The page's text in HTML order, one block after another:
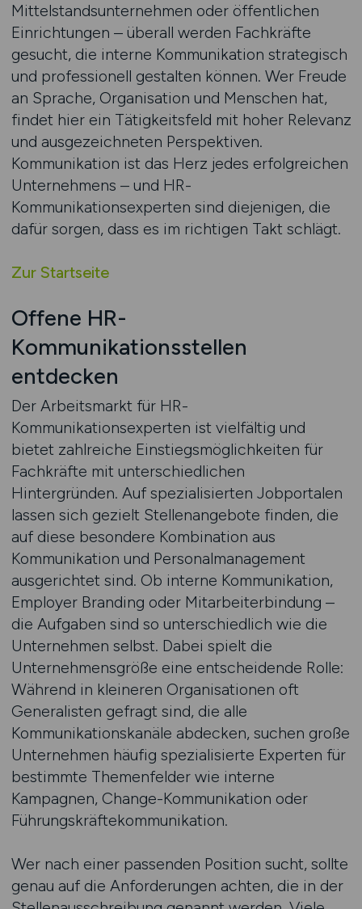
Mittelstandsunternehmen oder öffentlichen
Einrichtungen – überall werden Fachkräfte
gesucht, die interne Kommunikation strategisch
und professionell gestalten können. Wer Freude
an Sprache, Organisation und Menschen hat,
findet hier ein Tätigkeitsfeld mit hoher Relevanz
und ausgezeichneten Perspektiven.
Kommunikation ist das Herz jedes erfolgreichen
Unternehmens – und HR-
Kommunikationsexperten sind diejenigen, die
dafür sorgen, dass es im richtigen Takt schlägt.
Zur Startseite
Offene HR-
Kommunikationsstellen
entdecken
Der Arbeitsmarkt für HR-
Kommunikationsexperten ist vielfältig und
bietet zahlreiche Einstiegsmöglichkeiten für
Fachkräfte mit unterschiedlichen
Hintergründen. Auf spezialisierten Jobportalen
lassen sich gezielt Stellenangebote finden, die
auf diese besondere Kombination aus
Kommunikation und Personalmanagement
ausgerichtet sind. Ob interne Kommunikation,
Employer Branding oder Mitarbeiterbindung –
die Aufgaben sind so unterschiedlich wie die
Unternehmen selbst. Dabei spielt die
Unternehmensgröße eine entscheidende Rolle:
Während in kleineren Organisationen oft
Generalisten gefragt sind, die alle
Kommunikationskanäle abdecken, suchen große
Unternehmen häufig spezialisierte Experten für
bestimmte Themenfelder wie interne
Kampagnen, Change-Kommunikation oder
Führungskräftekommunikation.
Wer nach einer passenden Position sucht, sollte
genau auf die Anforderungen achten, die in der